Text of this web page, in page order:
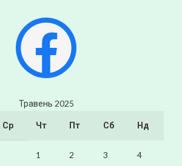
Травень 2025
Ср Чт Пт Сб Нд
1 2 3 4